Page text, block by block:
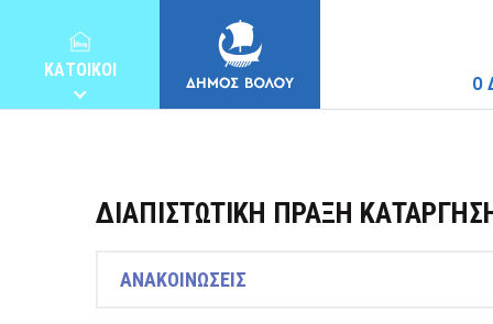
ΚΑΤΟΙΚΟΙ
Ο
ΔΙΑΠΙΣΤΩΤΙΚΗ ΠΡΑΞΗ
ΑΝΑΚΟΙΝΩΣΕΙΣ